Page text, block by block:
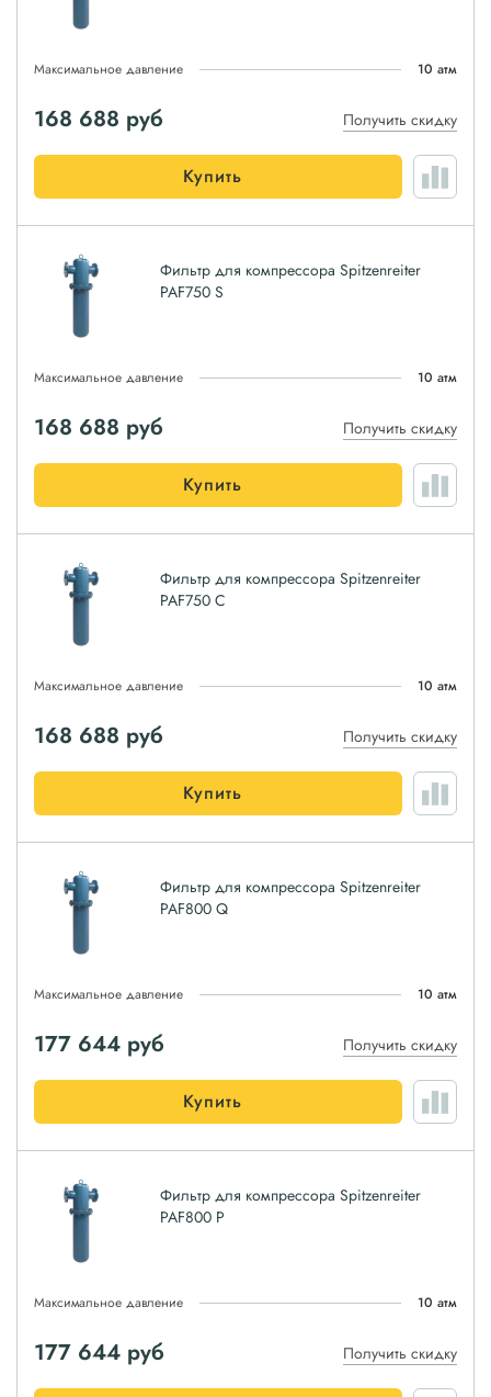
Максимальное давление 10 атм
168 688 руб Получить скидку
Купить
Фильтр для компрессора Spitzenreiter
PAF750 S
Максимальное давление 10 атм
168 688 руб Получить скидку
Купить
Фильтр для компрессора Spitzenreiter
PAF750 C
Максимальное давление 10 атм
168 688 руб Получить скидку
Купить
Фильтр для компрессора Spitzenreiter
PAF800 Q
Максимальное давление 10 атм
177 644 руб Получить скидку
Купить
Фильтр для компрессора Spitzenreiter
PAF800 P
Максимальное давление 10 атм
177 644 руб Получить скидку